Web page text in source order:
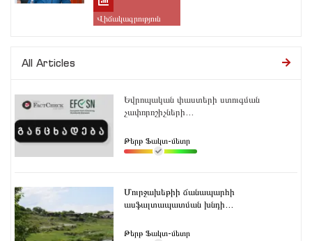
Վիճակագրություն
All Articles
Եվրոպական փաստերի ստուգման
չափորոշիչների...
Թերթ Ֆակտ-մետր
Մուրջախեթիի ճանապարհի
ասֆալտապատման խնդի...
Թերթ Ֆակտ-մետր